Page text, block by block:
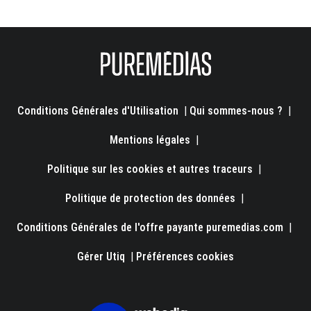
Conditions Générales d'Utilisation | Qui sommes-nous ? |
Mentions légales |
Politique sur les cookies et autres traceurs |
Politique de protection des données |
Conditions Générales de l'offre payante puremedias.com |
Gérer Utiq | Préférences cookies